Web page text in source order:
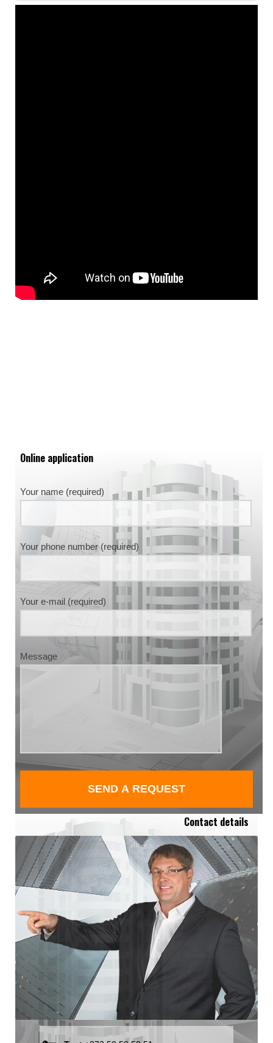
Online application
Your name (required)
Your phone number (required)
Your e-mail (required)
Message
Contact details